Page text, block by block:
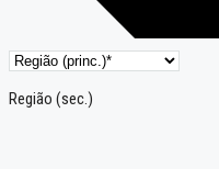
Região (sec.)